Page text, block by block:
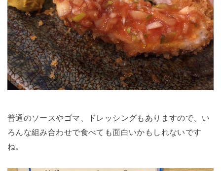
普通のソースやゴマ、ドレッシングもありますので、い
ろんな組み合わせで食べても面白いかもしれないです
ね。